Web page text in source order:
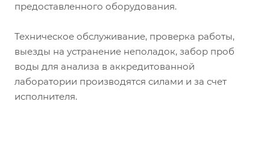
предоставленного оборудования.
Техническое обслуживание, проверка работы,
выезды на устранение неполадок, забор проб
воды для анализа в аккредитованной
лаборатории производятся силами и за счет
исполнителя.